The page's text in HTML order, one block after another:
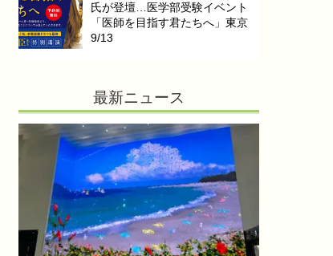
氏が登壇…医学部受験イベント
「医師を目指す君たちへ」東京
9/13
最新ニュース